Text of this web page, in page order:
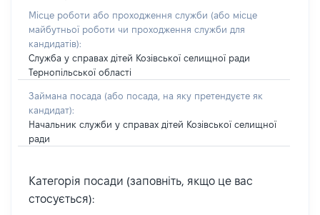
Місце роботи або проходження служби (або місце
майбутньої роботи чи проходження служби для
кандидатів):
Служба у справах дітей Козівської селищної ради
Тернопільської області
Займана посада (або посада, на яку претендуєте як
кандидат):
Начальник служби у справах дітей Козівської селищної
ради
Категорія посади (заповніть, якщо це вас
стосується):